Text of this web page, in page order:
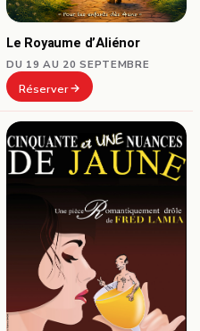
Le Royaume d’Aliénor
DU 19 AU 20 SEPTEMBRE
Réserver